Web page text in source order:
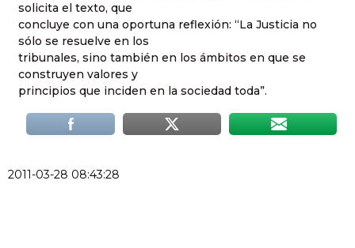
solicita el texto, que
concluye con una oportuna reflexión: “La Justicia no
sólo se resuelve en los
tribunales, sino también en los ámbitos en que se
construyen valores y
principios que inciden en la sociedad toda”.
2011-03-28 08:43:28